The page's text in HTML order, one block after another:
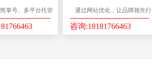
掌号、多平台托管
通过网站优化，让品牌领先行
业
咨询:18181766463